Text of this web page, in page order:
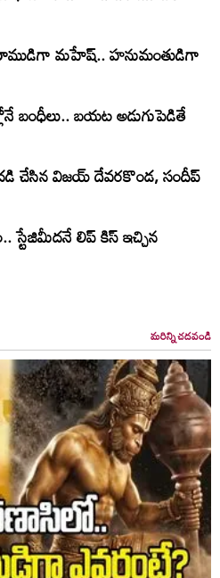
మహేష్.. హనుమంతుడిగా
బంధీలు.. బయట అడుగుపెడితే
చేసిన విజ‌య్ దేవ‌ర‌కొండ‌, సందీప్
స్టేజిమీదనే లిప్ కిస్ ఇచ్చిన
మరిన్ని చదవండి